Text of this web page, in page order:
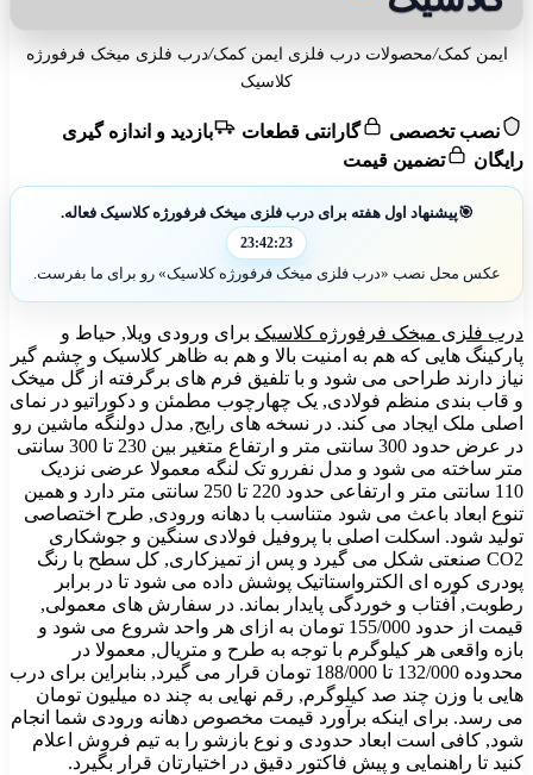
ایمن کمک/محصولات درب فلزی ایمن کمک/درب فلزی میخک فرفورژه
کلاسیک
نصب تخصصی گارانتی قطعات
بازدید و اندازه گیری
رایگان
تضمین قیمت
23:42:21
🎯پیشنهاد اول هفته برای درب فلزی میخک فرفورژه کلاسیک فعاله.
عکس محل نصب «درب فلزی میخک فرفورژه کلاسیک» رو برای ما بفرست.
درب فلزی میخک فرفورژه کلاسیک برای ورودی ویلا, حیاط و
پارکینگ هایی که هم به امنیت بالا و هم به ظاهر کلاسیک و چشم گیر
نیاز دارند طراحی می شود و با تلفیق فرم های برگرفته از گل میخک
و قاب بندی منظم فولادی, یک چهارچوب مطمئن و دکوراتیو در نمای
اصلی ملک ایجاد می کند. در نسخه های رایج, مدل دولنگه ماشین رو
در عرض حدود 300 سانتی متر و ارتفاع متغیر بین 230 تا 300 سانتی
متر ساخته می شود و مدل نفررو تک لنگه معمولا عرضی نزدیک
110 سانتی متر و ارتفاعی حدود 220 تا 250 سانتی متر دارد و همین
تنوع ابعاد باعث می شود متناسب با دهانه ورودی, طرح اختصاصی
تولید شود. اسکلت اصلی با پروفیل فولادی سنگین و جوشکاری
CO2 صنعتی شکل می گیرد و پس از تمیزکاری, کل سطح با رنگ
پودری کوره ای الکترواستاتیک پوشش داده می شود تا در برابر
رطوبت, آفتاب و خوردگی پایدار بماند. در سفارش های معمولی,
قیمت از حدود 155/000 تومان به ازای هر واحد شروع می شود و
بازه واقعی هر کیلوگرم با توجه به طرح و متریال, معمولا در
محدوده 132/000 تا 188/000 تومان قرار می گیرد, بنابراین برای درب
هایی با وزن چند صد کیلوگرم, رقم نهایی به چند ده میلیون تومان
می رسد. برای اینکه برآورد قیمت مخصوص دهانه ورودی شما انجام
شود, کافی است ابعاد حدودی و نوع بازشو را به تیم فروش اعلام
کنید تا راهنمایی و پیش فاکتور دقیق در اختیارتان قرار بگیرد.